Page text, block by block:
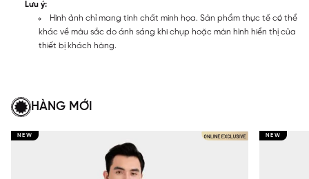
Lưu ý:
Hình ảnh chỉ mang tính chất minh họa. Sản phẩm thực tế có thể
khác về màu sắc do ánh sáng khi chụp hoặc màn hình hiển thị của
thiết bị khách hàng.
HÀNG MỚI
NEW NEW